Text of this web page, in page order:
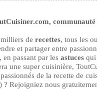
communauté
de recettes, tous les
et partager entre
en passant par les astuces qui
une super cuisinière,
de la recette de
? Rejoigniez nous